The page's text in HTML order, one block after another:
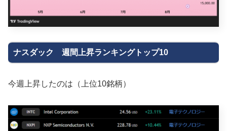
ナスダック 週間上昇ランキングトップ10
今週上昇したのは（上位10銘柄）